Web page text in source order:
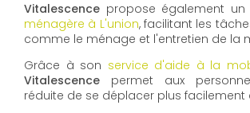
Vitalescence propose également un
ménagère à L'union, facilitant les
comme le ménage et l'entretien de la
Grâce à son service d'aide à la
Vitalescence permet aux
réduite de se déplacer plus facilement